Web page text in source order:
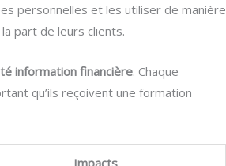
personnelles et les utiliser de manière
part de leurs clients.
information financière. Chaque
qu’ils reçoivent une formation
Impacts